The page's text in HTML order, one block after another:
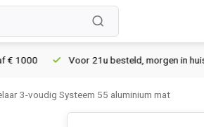
Voor 21u besteld, morgen in huis*
3-voudig Systeem 55 aluminium mat